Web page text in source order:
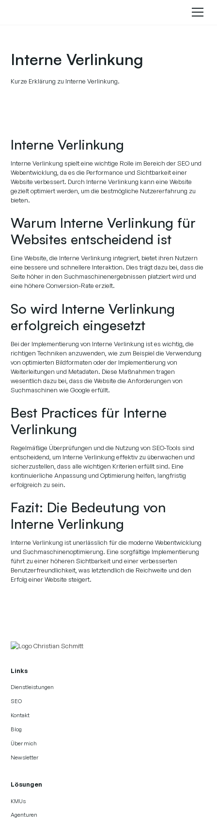
Interne Verlinkung
Kurze Erklärung zu Interne Verlinkung.
Interne Verlinkung
Interne Verlinkung spielt eine wichtige Rolle im Bereich der SEO und
Webentwicklung, da es die Performance und Sichtbarkeit einer
Website verbessert. Durch Interne Verlinkung kann eine Website
gezielt optimiert werden, um die bestmögliche Nutzererfahrung zu
bieten.
Warum Interne Verlinkung für
Websites entscheidend ist
Eine Website, die Interne Verlinkung integriert, bietet ihren Nutzern
eine bessere und schnellere Interaktion. Dies trägt dazu bei, dass die
Seite höher in den Suchmaschinenergebnissen platziert wird und
eine höhere Conversion-Rate erzielt.
So wird Interne Verlinkung
erfolgreich eingesetzt
Bei der Implementierung von Interne Verlinkung ist es wichtig, die
richtigen Techniken anzuwenden, wie zum Beispiel die Verwendung
von optimierten Bildformaten oder der Implementierung von
Weiterleitungen und Metadaten. Diese Maßnahmen tragen
wesentlich dazu bei, dass die Website die Anforderungen von
Suchmaschinen wie Google erfüllt.
Best Practices für Interne
Verlinkung
Regelmäßige Überprüfungen und die Nutzung von SEO-Tools sind
entscheidend, um Interne Verlinkung effektiv zu überwachen und
sicherzustellen, dass alle wichtigen Kriterien erfüllt sind. Eine
kontinuierliche Anpassung und Optimierung helfen, langfristig
erfolgreich zu sein.
Fazit: Die Bedeutung von
Interne Verlinkung
Interne Verlinkung ist unerlässlich für die moderne Webentwicklung
und Suchmaschinenoptimierung. Eine sorgfältige Implementierung
führt zu einer höheren Sichtbarkeit und einer verbesserten
Benutzerfreundlichkeit, was letztendlich die Reichweite und den
Erfolg einer Website steigert.
Links
Dienstleistungen
SEO
Kontakt
Blog
Über mich
Newsletter
Lösungen
KMUs
Agenturen